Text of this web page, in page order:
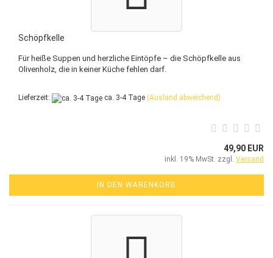
Schöpfkelle
Für heiße Suppen und herzliche Eintöpfe – die Schöpfkelle aus
Olivenholz, die in keiner Küche fehlen darf.
Lieferzeit: ca. 3-4 Tage (Ausland abweichend)
49,90 EUR
inkl. 19% MwSt. zzgl. Versand
IN DEN WARENKORB